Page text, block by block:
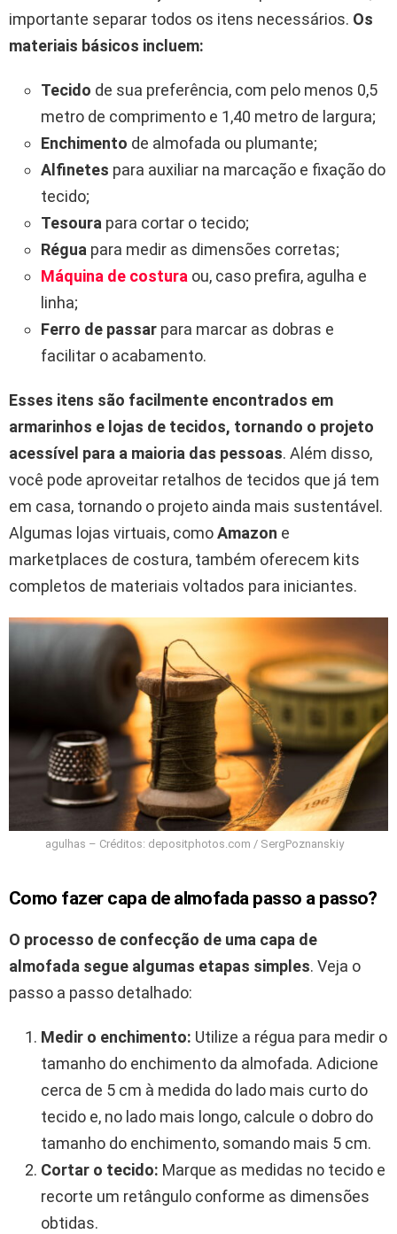
importante separar todos os itens necessários. Os
materiais básicos incluem:
Tecido de sua preferência, com pelo menos 0,5
metro de comprimento e 1,40 metro de largura;
Enchimento de almofada ou plumante;
Alfinetes para auxiliar na marcação e fixação do
tecido;
Tesoura para cortar o tecido;
Régua para medir as dimensões corretas;
Máquina de costura ou, caso prefira, agulha e
linha;
Ferro de passar para marcar as dobras e
facilitar o acabamento.
Esses itens são facilmente encontrados em
armarinhos e lojas de tecidos, tornando o projeto
acessível para a maioria das pessoas. Além disso,
você pode aproveitar retalhos de tecidos que já tem
em casa, tornando o projeto ainda mais sustentável.
Algumas lojas virtuais, comoAmazon e
marketplaces de costura, também oferecem kits
completos de materiais voltados para iniciantes.
agulhas – Créditos: depositphotos.com / SergPoznanskiy
Como fazer capa de almofada passo a passo?
O processo de confecção de uma capa de
almofada segue algumas etapas simples. Veja o
passo a passo detalhado:
Medir o enchimento: Utilize a régua para medir o
tamanho do enchimento da almofada. Adicione
cerca de 5 cm à medida do lado mais curto do
tecido e, no lado mais longo, calcule o dobro do
tamanho do enchimento, somando mais 5 cm.
Cortar o tecido: Marque as medidas no tecido e
recorte um retângulo conforme as dimensões
obtidas.